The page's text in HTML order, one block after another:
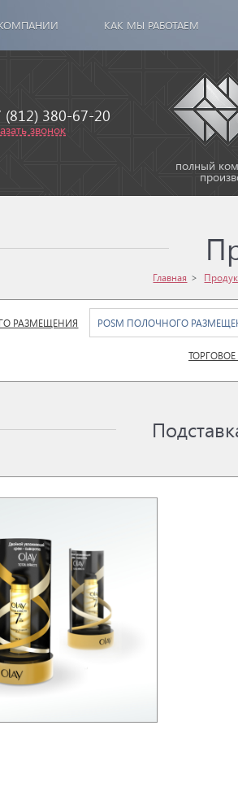
КАК МЫ РАБОТАЕМ
(812) 380-67-20
звонок
полный
Главная
РАЗМЕЩЕНИЯ POSM ПОЛОЧНОГО